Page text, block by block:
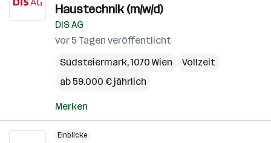
Haustechnik (m/w/d)
DIS AG
vor 5 Tagen veröffentlicht
Südsteiermark,1070 Wien
Vollzeit
ab 59.000 € jährlich
Merken
Einblicke